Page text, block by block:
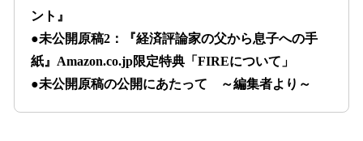
ント』
●未公開原稿2：『経済評論家の父から息子への手
紙』Amazon.co.jp限定特典「FIREについて」
●未公開原稿の公開にあたって ～編集者より～